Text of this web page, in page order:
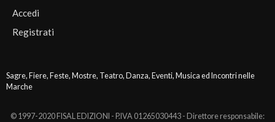
Accedi
Registrati
Sagre, Fiere, Feste, Mostre, Teatro, Danza, Eventi, Musica ed Incontri nelle
Marche
© 1997-2020 FISAL EDIZIONI - P.IVA 01265030443 - Direttore responsabile: